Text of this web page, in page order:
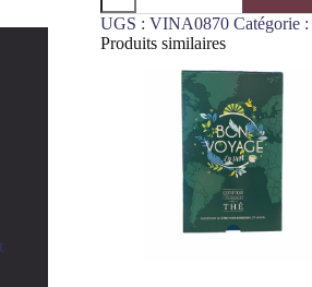
Menthe
Citron
25cl
UGS : VINA0870 Catégorie :
Produits similaires